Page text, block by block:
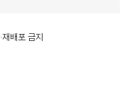
배포 금지